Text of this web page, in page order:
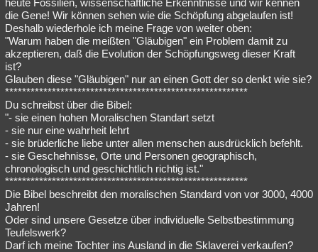
heute Fossilien, wissenschaftliche Erkenntnisse und wir kennen
die Gene! Wir können sehen wie die Schöpfung abgelaufen ist!
Deshalb wiederhole ich meine Frage von weiter oben:
"Warum haben die meißten "Gläubigen" ein Problem damit zu
akzeptieren, daß die Evolution der Schöpfungsweg dieser Kraft
ist?
Glauben diese "Gläubigen" nur an einen Gott der so denkt wie sie?
*********************************************************
Du schreibst über die Bibel:
"- sie einen hohen Moralischen Standart setzt
- sie nur eine wahrheit lehrt
- sie brüderliche liebe unter allen menschen ausdrücklich befehlt.
- sie Geschehnisse, Orte und Personen geographisch,
chronologisch und geschichtlich richtig ist."
*********************************************************
Die Bibel beschreibt den moralischen Standard von vor 3000, 4000
Jahren!
Oder sind unsere Gesetze über individuelle Selbstbestimmung
Teufelswerk?
Darf ich meine Tochter ins Ausland in die Sklaverei verkaufen?